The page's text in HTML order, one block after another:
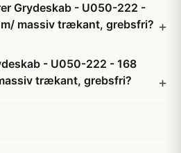
Grydeskab - U050-222 -
massiv trækant, grebsfri?
- U050-222 - 168
trækant, grebsfri?